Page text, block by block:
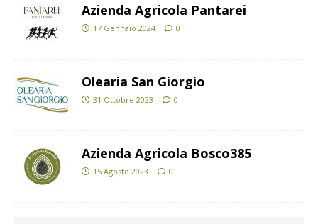
Azienda Agricola Pantarei
17 Gennaio 2024 0
Olearia San Giorgio
31 Ottobre 2023 0
Azienda Agricola Bosco385
15 Agosto 2023 0